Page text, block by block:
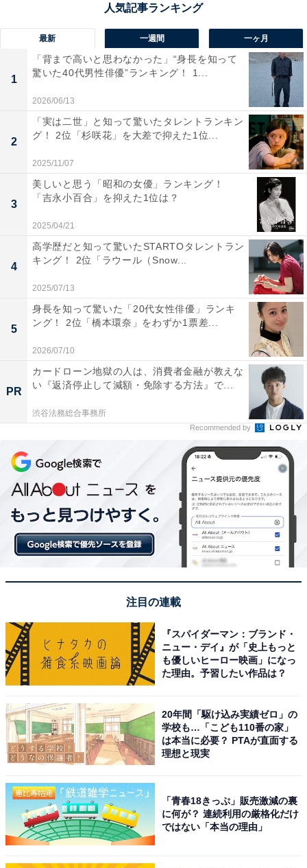
第1位（同率）：『きのう何食べた？ season2』
A post shared by 「きのう何食べた？ season2」公式
1位に輝いたのは、ドラマ24枠で放送されている『きの
う何食べた？ season2』（テレビ東京系）でした！
同作は、よしながふみさんによる同名人気漫画を原作と
したドラマの第2シーズン。主人公のシロさんこと筧史
郎を西島秀俊さんが、その恋人となるケンジこと矢吹賢
二を内野聖陽さんが演じています。
物語は、この2人の主人公の同居生活を中心に繰り広げ
られます。劇中に登場する、おいしそうな手料理も見ど
ころで、どれもリーズナブルで実用的なレシピでつくら
れているのも人気の秘密です。
最新 一週間 一ヶ月
1
「背まで高いと思わなかった」“身長を知って
驚いた40代男性俳優”ランキング！ 1...
2026/06/13
2
「実は二世」と知って驚いたタレントランキン
グ！ 2位「杉咲花」を大差で抑えた1位...
2025/11/07
3
美しいと思う「昭和の女優」ランキング！
「吉永小百合」を抑えた1位は？
2025/04/21
4
高学歴だと知って驚いたSTARTOタレントラン
キング！ 2位「ラウール（Snow...
2025/07/13
5
身長を知って驚いた「20代女性俳優」ランキ
ング！ 2位「橋本環奈」をわずか1票差...
2026/07/10
PR
カードローン地獄の人は、消費者金融が教えな
い『返済停止して減額・免除する方法』で...
渋谷法務総合事務所
Recommended by
注目の連載
『スパイダーマン：ブランド・
ニュー・デイ』が「史上もっと
も優しいヒーロー映画」になっ
た理由。予習したい作品は？
20年間「駆け込み実績ゼロ」の
学校も…「こども110番の家」
は本当に必要？ PTAが直面する
理想と現実
「青春18きっぷ」販売激減の裏
に何が？ 連続利用の厳格化だけ
ではない「本当の理由」